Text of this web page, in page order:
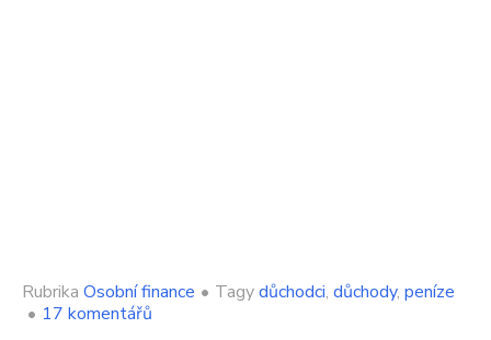
Rubrika Osobní finance • Tagydůchodci, důchody, peníze
• 17 komentářů